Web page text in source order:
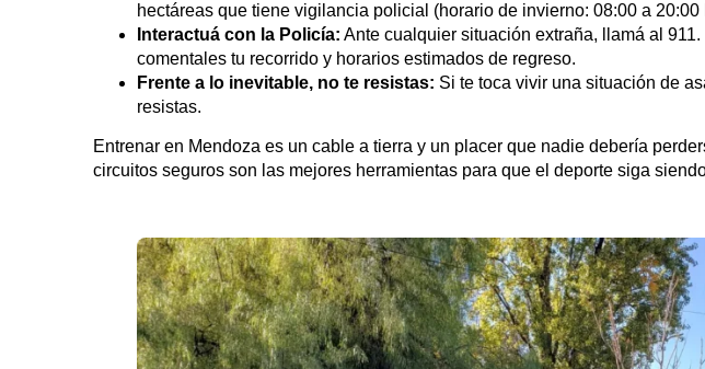
hectáreas que tiene vigilancia policial (horario de invierno: 08:00 a 20:00
Interactuá con la Policía: Ante cualquier situación extraña, llamá al
comentales tu recorrido y horarios estimados de regreso.
Frente a lo inevitable, no te resistas: Si te toca vivir una situación de
resistas.
Entrenar en Mendoza es un cable a tierra y un placer que nadie debería
circuitos seguros son las mejores herramientas para que el deporte siga